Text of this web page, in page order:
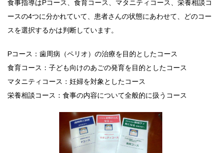
食事指導はPコース、食育コース、マタニティコース、栄養相談コ
ースの4つに分かれていて、患者さんの状態にあわせて、どのコー
スを選択するかは判断しています。
Pコース：歯周病（ペリオ）の治療を目的としたコース
食育コース：子ども向けのあごの発育を目的としたコース
マタニティコース：妊婦を対象としたコース
栄養相談コース：食事の内容について全般的に扱うコース